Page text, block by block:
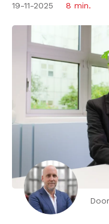
19-11-2025 8 min.